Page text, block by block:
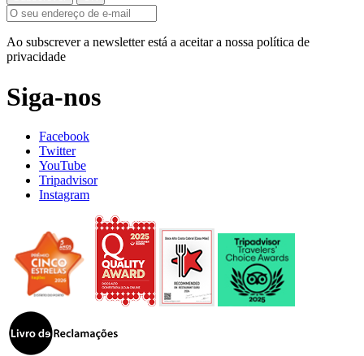
Ao subscrever a newsletter está a aceitar a nossa política de
privacidade
Siga-nos
Facebook
Twitter
YouTube
Tripadvisor
Instagram